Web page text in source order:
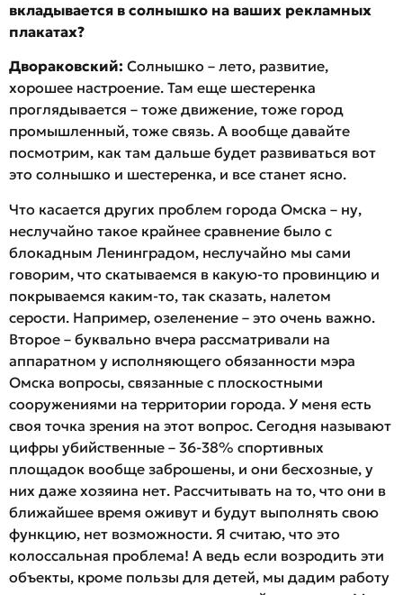
вкладывается в солнышко на ваших рекламных
плакатах?
Двораковский: Солнышко – лето, развитие,
хорошее настроение. Там еще шестеренка
проглядывается – тоже движение, тоже город
промышленный, тоже связь. А вообще давайте
посмотрим, как там дальше будет развиваться вот
это солнышко и шестеренка, и все станет ясно.
Что касается других проблем города Омска – ну,
неслучайно такое крайнее сравнение было с
блокадным Ленинградом, неслучайно мы сами
говорим, что скатываемся в какую-то провинцию и
покрываемся каким-то, так сказать, налетом
серости. Например, озеленение – это очень важно.
Второе – буквально вчера рассматривали на
аппаратном у исполняющего обязанности мэра
Омска вопросы, связанные с плоскостными
сооружениями на территории города. У меня есть
своя точка зрения на этот вопрос. Сегодня называют
цифры убийственные – 36-38% спортивных
площадок вообще заброшены, и они бесхозные, у
них даже хозяина нет. Рассчитывать на то, что они в
ближайшее время оживут и будут выполнять свою
функцию, нет возможности. Я считаю, что это
колоссальная проблема! А ведь если возродить эти
объекты, кроме пользы для детей, мы дадим работу